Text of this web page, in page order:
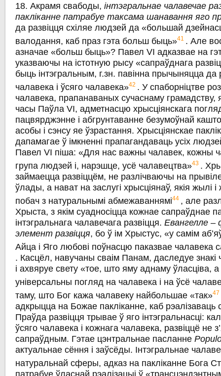
18. Акрамя свабоды,інтэгральнае чалавечае
пакліканне патрабуе таксама шанавання яго
да развіцця схіляе людзей да «большай
валодання, каб праз гэта больш быць»41 . Але
азначае «больш быць»? Павел VI адказвае на
указваючы на істотную рысу «сапраўднага
быць інтэгральным, г.зн. павінна прычыняцца да
чалавека i ўсяго чалавека»42 . У спаборніцтве
чалавека, прапанаваных сучаснаму
часы Паўла VI, адметнасцю хрысціянскага
пацвярджэнне i абгрунтаванне безумоўнай
асобы і сэнсу яе ўзрастання. Хрысціянскае
дапамагае ў імкненні прапагандаваць усіх
Павел VI піша: «Для нас важны чалавек, кожны
група людзей i, нарэшце, усё чалавецтва»43 .
займаецца развіццём, не разлічваючы на
ўлады, а нават на заслугі хрысціянаў, якія жылі
побач з натуральнымі абмежаваннямі44 , але
Хрыста, з якім суадносіцца кожнае сапраўднае
інтэгральнага чалавечага развіцця.Евангелле
элемент развіцця, бо ў ім Хрыстус, «у самім
Айца і Яго любові поўнасцю паказвае чалавека
. Касцёл, навучаны сваім Панам, даследуе знакі
i ахвяруе свету «тое, што яму аднаму ўласціва, a
універсальны погляд на чалавека i на ўсё
таму, што Бог кажа чалавеку найбольшае «так»47
адкрыцца на Божае пакліканне, каб рэалізаваць
Праўда развіцця трывае ў яго інтэгральнасці:
ўсяго чалавека i кожнага чалавека, развіццё не
сапраўдным. Гэтае цэнтральнае пасланне
актуальнае сёння i заўсёды. Інтэгральнае
натуральнай сферы, адказ на пакліканне Бога
патрабуе ўласнай рэалізацыі ў